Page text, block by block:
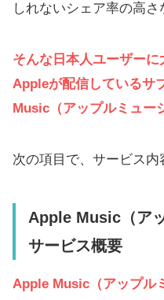
しれないシェア率の高
そんな日本人ユーザー
Appleが配信しているサ
Music（アップルミュー
次の項目で、サービス内
Apple Music（ア
サービス概要
Apple Music（アップル